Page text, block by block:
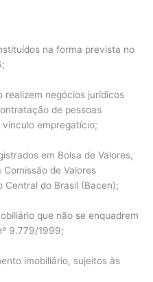
na forma prevista no
realizem negócios jurídicos
de pessoas
empregatício;
em Bolsa de Valores,
de Valores
Central do Brasil (Bacen);
que não se enquadrem
9.779/1999;
imobiliário, sujeitos às